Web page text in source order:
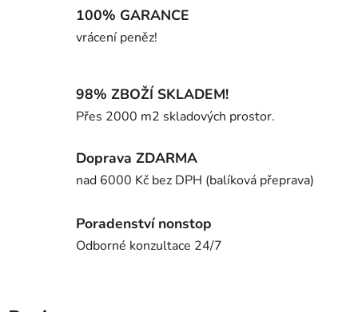
100% GARANCE
vrácení peněz!
98% ZBOŽÍ SKLADEM!
Přes 2000 m2 skladových prostor.
Doprava ZDARMA
nad 6000 Kč bez DPH (balíková přeprava)
Poradenství nonstop
Odborné konzultace 24/7